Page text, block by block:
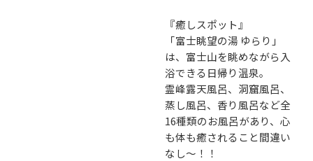
『癒しスポット』
「富士眺望の湯 ゆらり」
は、富士山を眺めながら入
浴できる日帰り温泉。
霊峰露天風呂、洞窟風呂、
蒸し風呂、香り風呂など全
16種類のお風呂があり、心
も体も癒されること間違い
なし～！！